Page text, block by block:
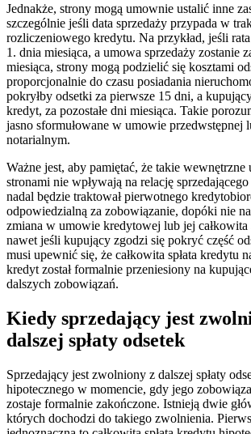
Jednakże, strony mogą umownie ustalić inne
szczególnie jeśli data sprzedaży przypada w
rozliczeniowego kredytu. Na przykład, jeśli rata
1. dnia miesiąca, a umowa sprzedaży zostanie
miesiąca, strony mogą podzielić się kosztami
proporcjonalnie do czasu posiadania
pokryłby odsetki za pierwsze 15 dni, a
kredyt, za pozostałe dni miesiąca. Takie
jasno sformułowane w umowie przedwstępnej
notarialnym.
Ważne jest, aby pamiętać, że takie wewnętrzne
stronami nie wpływają na relację
nadal będzie traktował pierwotnego
odpowiedzialną za zobowiązanie, dopóki nie
zmiana w umowie kredytowej lub jej całkowita
nawet jeśli kupujący zgodzi się pokryć część
musi upewnić się, że całkowita spłata kredytu
kredyt został formalnie przeniesiony na
dalszych zobowiązań.
Kiedy sprzedający jest
dalszej spłaty odsetek
Sprzedający jest zwolniony z dalszej spłaty
hipotecznego w momencie, gdy jego
zostaje formalnie zakończone. Istnieją dwie
których dochodzi do takiego zwolnienia.